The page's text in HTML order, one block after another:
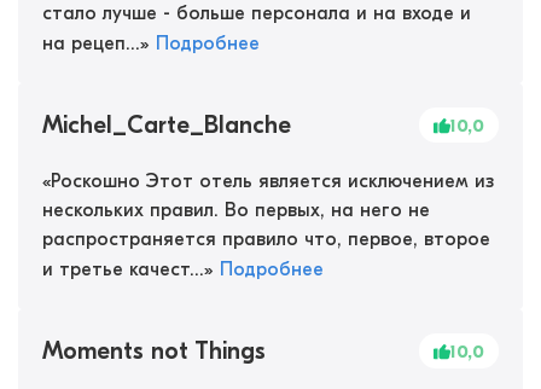
стало лучше - больше персонала и на входе и
на рецеп...» Подробнее
Michel_Carte_Blanche 10,0
«Роскошно Этот отель является исключением из
нескольких правил. Во первых, на него не
распространяется правило что, первое, второе
и третье качест...» Подробнее
Moments not Things 10,0